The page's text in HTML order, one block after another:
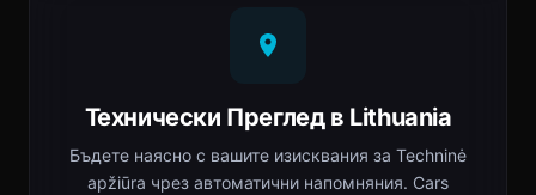
Технически Преглед в Lithuania
Бъдете наясно с вашите изисквания за Techninė
apžiūra чрез автоматични напомняния. Cars